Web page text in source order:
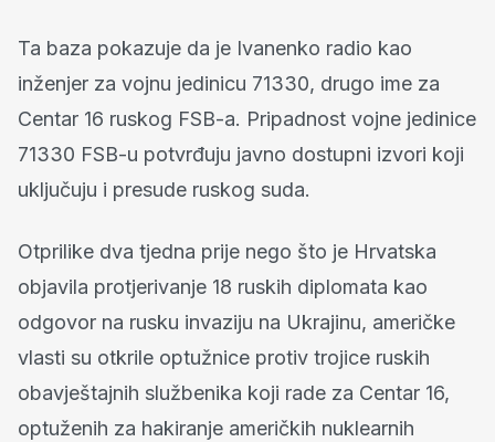
Ta baza pokazuje da je Ivanenko radio kao
inženjer za vojnu jedinicu 71330, drugo ime za
Centar 16 ruskog FSB-a. Pripadnost vojne jedinice
71330 FSB-u potvrđuju javno dostupni izvori koji
uključuju i presude ruskog suda.
Otprilike dva tjedna prije nego što je Hrvatska
objavila protjerivanje 18 ruskih diplomata kao
odgovor na rusku invaziju na Ukrajinu, američke
vlasti su otkrile optužnice protiv trojice ruskih
obavještajnih službenika koji rade za Centar 16,
optuženih za hakiranje američkih nuklearnih